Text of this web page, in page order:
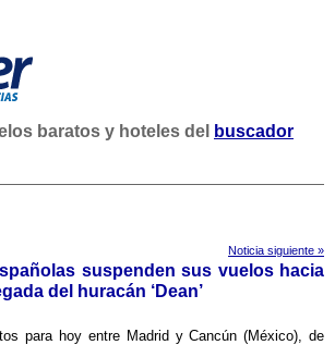
baratos y hoteles del
buscador
Noticia siguiente »
suspenden sus vuelos hacia
del huracán ‘Dean’
para hoy entre Madrid y Cancún (México), de